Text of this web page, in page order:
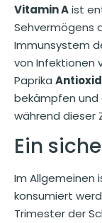
Vitamin Aist
Sehvermögens
Immunsystem
von Infektionen
Paprika
bekämpfen und
während dieser
Ein
Im Allgemeinen
konsumiert
Trimester der